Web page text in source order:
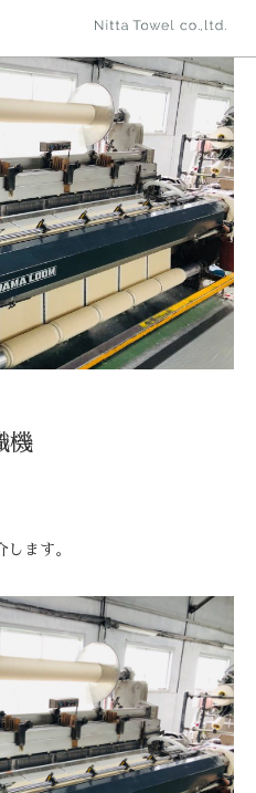
「生タオル®︎」専用織機
機
ます。